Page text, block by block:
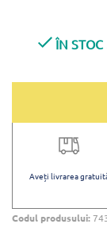
ÎN
Aveți livrarea
Codul produsului: